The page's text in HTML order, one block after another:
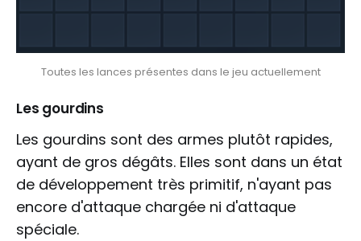
Toutes les lances présentes dans le jeu actuellement
Les gourdins
Les gourdins sont des armes plutôt rapides,
ayant de gros dégâts. Elles sont dans un état
de développement très primitif, n'ayant pas
encore d'attaque chargée ni d'attaque
spéciale.